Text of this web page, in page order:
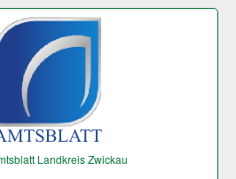
Landkreis Zwickau